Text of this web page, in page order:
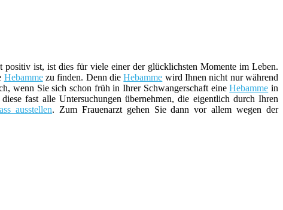
ist, ist dies für viele einer der glücklichsten Momente im Leben.
Hebammezu finden. Denn dieHebamme wird Ihnen nicht nur während
wenn Sie sich schon früh in Ihrer Schwangerschaft eineHebamme in
fast alle Untersuchungen übernehmen, die eigentlich durch Ihren
ausstellen. Zum Frauenarzt gehen Sie dann vor allem wegen der